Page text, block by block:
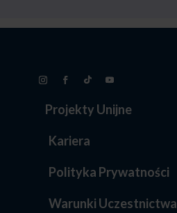
Projekty Unijne
Kariera
Polityka Prywatności
Warunki Uczestnictwa